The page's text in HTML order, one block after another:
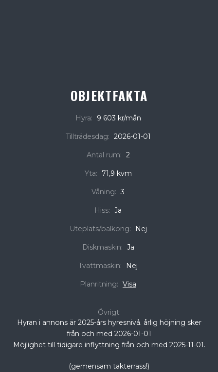
OBJEKTFAKTA
Hyra: 9 603 kr/mån
Tillträdesdag: 2026-01-01
Antal rum: 2
Yta: 71,9 kvm
Våning: 3
Hiss: Ja
Uteplats/balkong: Nej
Diskmaskin: Ja
Tvättmaskin: Nej
Planritning: Visa
Övrigt:
Hyran i annons är 2025-års hyresnivå. årlig höjning sker
från och med 2026-01-01
Möjlighet till tidigare inflyttning från och med 2025-11-01.
(gemensam takterrass!)